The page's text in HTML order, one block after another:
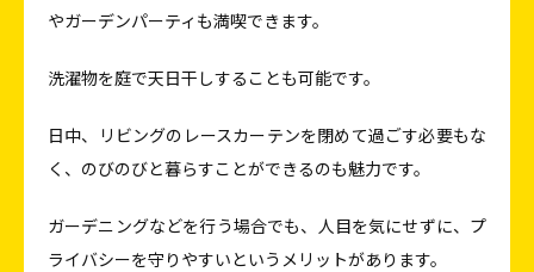
やガーデンパーティも満喫できます。
洗濯物を庭で天日干しすることも可能です。
日中、リビングのレースカーテンを閉めて過ごす必要もな
く、のびのびと暮らすことができるのも魅力です。
ガーデニングなどを行う場合でも、人目を気にせずに、プ
ライバシーを守りやすいというメリットがあります。